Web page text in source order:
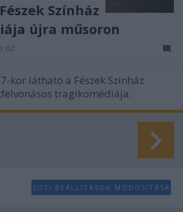
Színház
újra műsoron
02.
kor látható a Fészek Színház
tragikomédiája.
SÜTI BEÁLLÍTÁSOK MÓDOSÍTÁSA